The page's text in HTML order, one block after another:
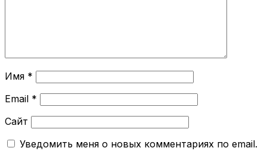
Имя *
Email *
Сайт
Уведомить меня о новых комментариях по email.